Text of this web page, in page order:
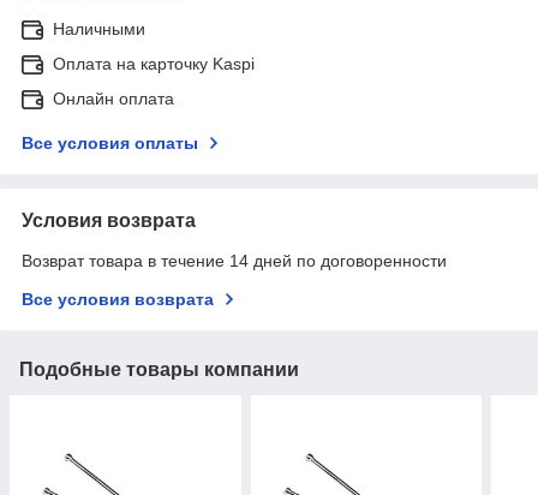
Наличными
Оплата на карточку Kaspi
Онлайн оплата
Все условия оплаты
Условия возврата
Возврат товара в течение 14 дней по договоренности
Все условия возврата
Подобные товары компании